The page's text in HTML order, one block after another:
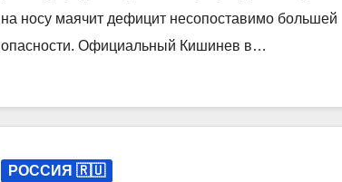
на носу маячит дефицит несопоставимо большей
опасности. Официальный Кишинев в…
РОССИЯ 🇷🇺